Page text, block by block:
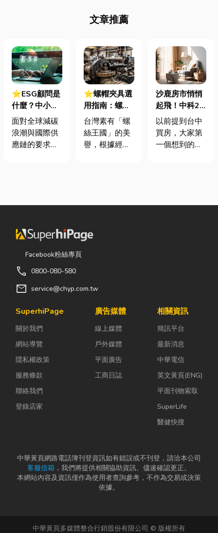
文章推薦
⭐ESG顧問是
什麼？中小企
業挑選四大永
續顧問服務的
實用指南
面對全球減碳
浪潮與國際供
應鏈的要求，
要求提供「碳
「永續報告
書」。這讓不
少傳產老闆感
底 ESG 永續是
什麼？我們公
真的需要找
嗎？」 其
實，...
⭐螺帽夾具選
用指南：螺母
挾具頻繁耗
損？3大關鍵
提升扣件成型
台灣素有「螺
絲王國」的美
譽，根據經濟
額高達 42.1
731816）產
戶對扣件精度
日益嚴苛的趨
型機中的關...
沙鹿房市悄悄
起飛！中科2
期＋台積電效
應發酵，現在
很多人開始看
以前提到台中
買房，大家第
一個想到的大
度越來越高
通變方便，生
越成熟，加上
房...
Facebook粉絲專頁
call 0800-080-580
mail service@chyp.com.tw
SuperhiPage
關於我們
網站導覽
隱私權政策
服務條款
聯絡我們
登錄店家
廣告媒體
線上媒體
戶外媒體
平面廣告
工商日誌
相關資訊
簡訊平台
最新消息
中華電信
英文黃頁(ENG)
平面刊物索取
SuperLife
醫健快搜
中華黃頁網路電話簿刊登資訊如有錯誤或不刊登，請洽本公司
客服信箱 ，我們將提供相關協助資訊、儘速確認更正。
本網站內容及資訊僅作為使用者查詢參考，不作為交易或決策
依據。
中華黃頁多媒體整合行銷股份有限公司 © 版權所有